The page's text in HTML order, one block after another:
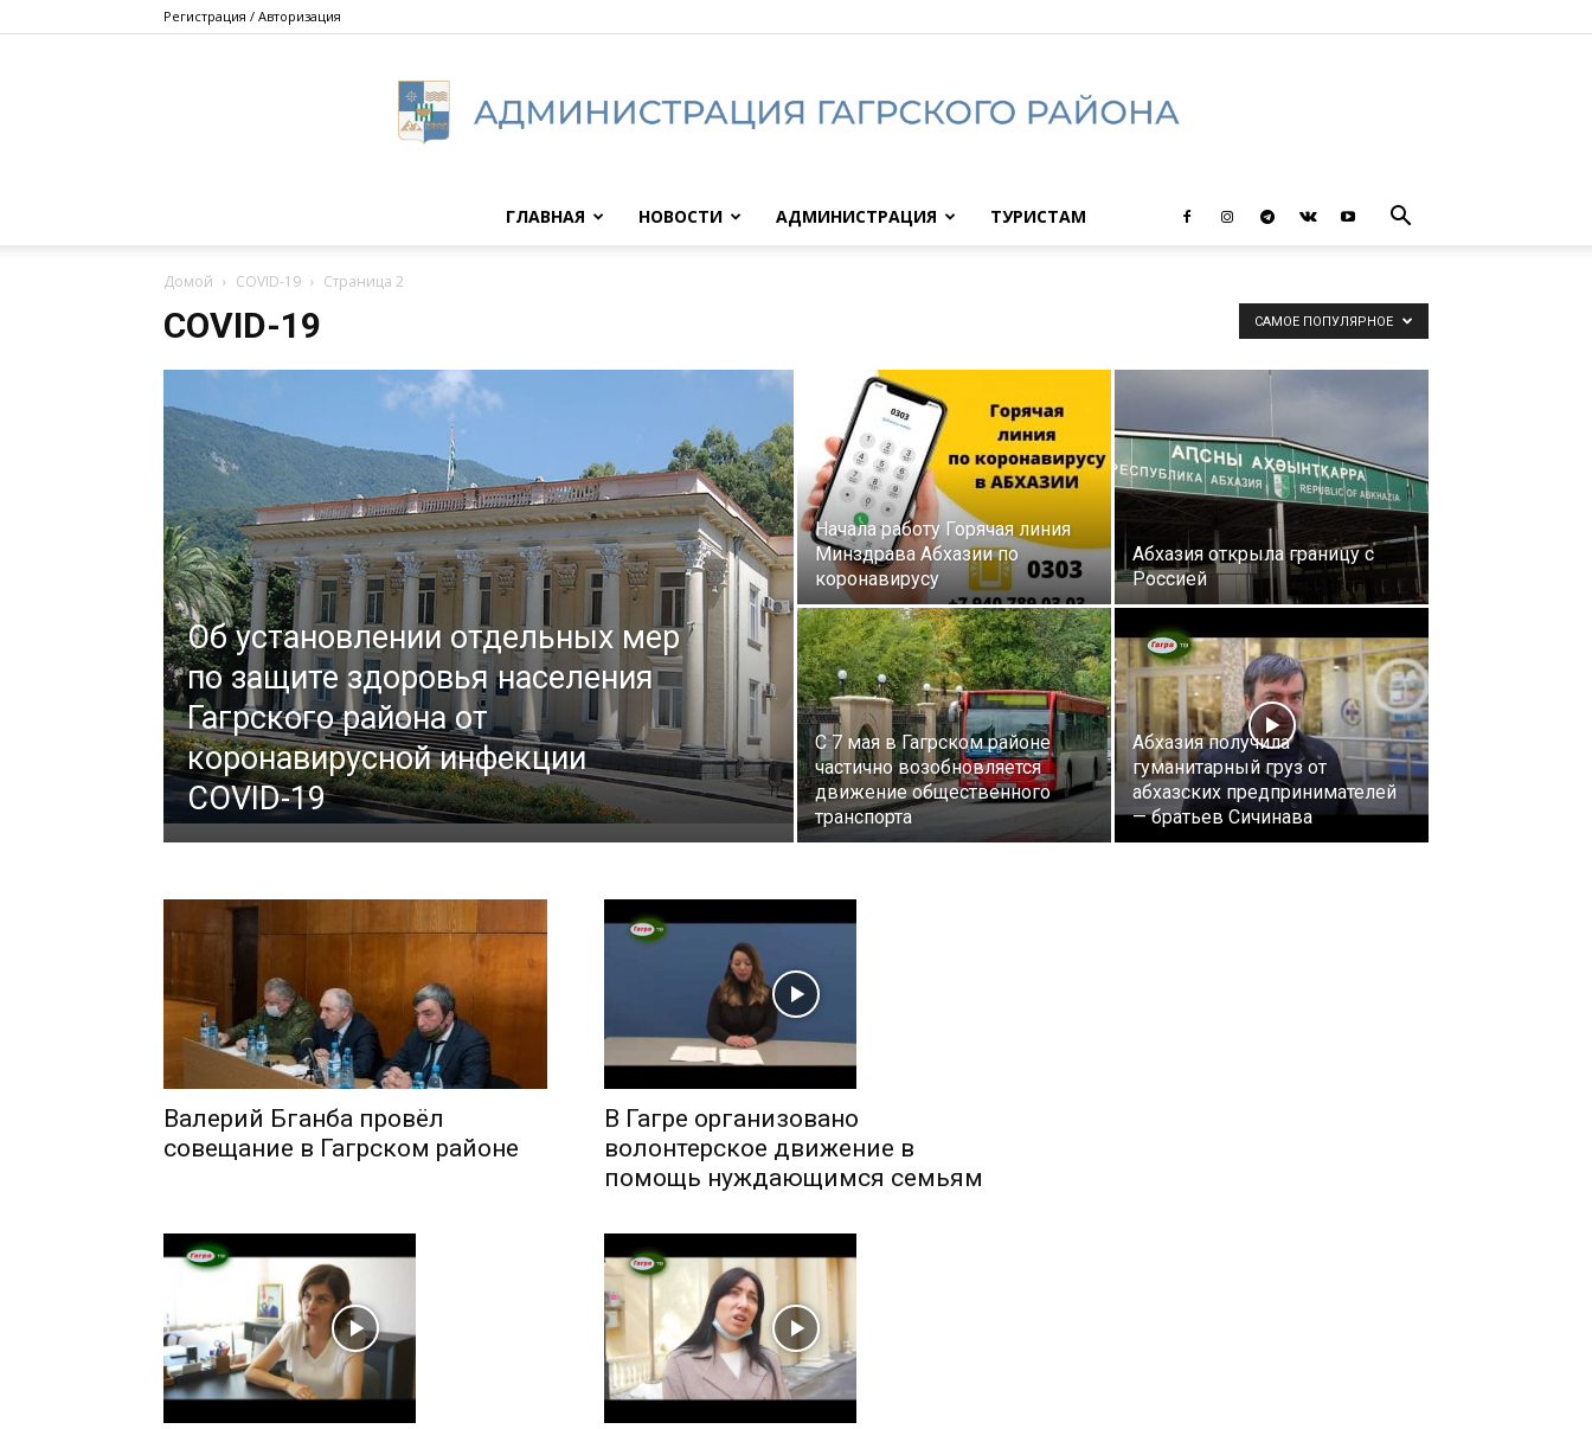
Регистрация / Авторизация
Администрация
Гагрского
района
ГЛАВНАЯ НОВОСТИ АДМИНИСТРАЦИЯ ТУРИСТАМ
Домой COVID-19 Страница 2
COVID-19 САМОЕ ПОПУЛЯРНОЕ
Об установлении отдельных мер
по защите здоровья населения
Гагрского района от
коронавирусной инфекции
COVID-19
Начала работу Горячая линия
Минздрава Абхазии по
коронавирусу
Абхазия открыла границу с
Россией
С 7 мая в Гагрском районе
частично возобновляется
движение общественного
транспорта
Абхазия получила
гуманитарный груз от
абхазских предпринимателей
— братьев Сичинава
Валерий Бганба провёл
совещание в Гагрском районе
В Гагре организовано
волонтерское движение в
помощь нуждающимся семьям